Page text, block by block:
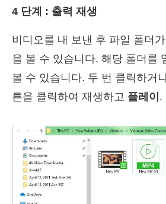
4 단계 : 출력 재생
비디오를 내 보낸 후 파일 폴더
을 볼 수 있습니다. 해당 폴더를
볼 수 있습니다. 두 번 클릭하거
튼을 클릭하여 재생하고 플레이 .